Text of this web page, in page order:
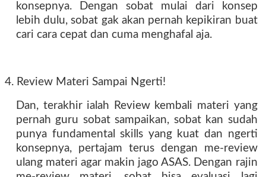
konsepnya. Dengan sobat mulai dari konsep
lebih dulu, sobat gak akan pernah kepikiran buat
cari cara cepat dan cuma menghafal aja.
4. Review Materi Sampai Ngerti!
Dan, terakhir ialah Review kembali materi yang
pernah guru sobat sampaikan, sobat kan sudah
punya fundamental skills yang kuat dan ngerti
konsepnya, pertajam terus dengan me-review
ulang materi agar makin jago ASAS. Dengan rajin